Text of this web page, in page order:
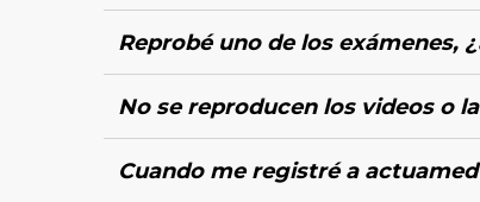
Reprobé uno de los exámenes,
No se reproducen los videos o
Cuando me registré a